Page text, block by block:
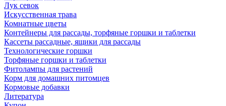
Лук севок
Искусственная трава
Комнатные цветы
Контейнеры для рассады, торфяные горшки и таблетки
Кассеты рассадные, ящики для рассады
Технологические горшки
Торфяные горшки и таблетки
Фитолампы для растений
Корм для домашних питомцев
Кормовые добавки
Литература